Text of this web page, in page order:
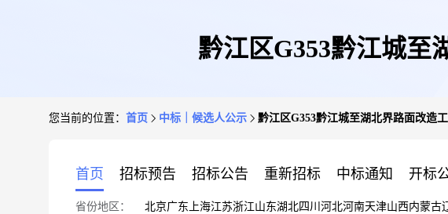
黔江区G353黔江城至
您当前的位置： 首页 中标｜候选人公示 黔江区G353黔江城至湖北界路面改造
首页 招标预告 招标公告 重新招标 中标通知 开标
省份地区： 北京广东 上海江苏浙江山东湖北四川 河北河南天津山西内蒙古